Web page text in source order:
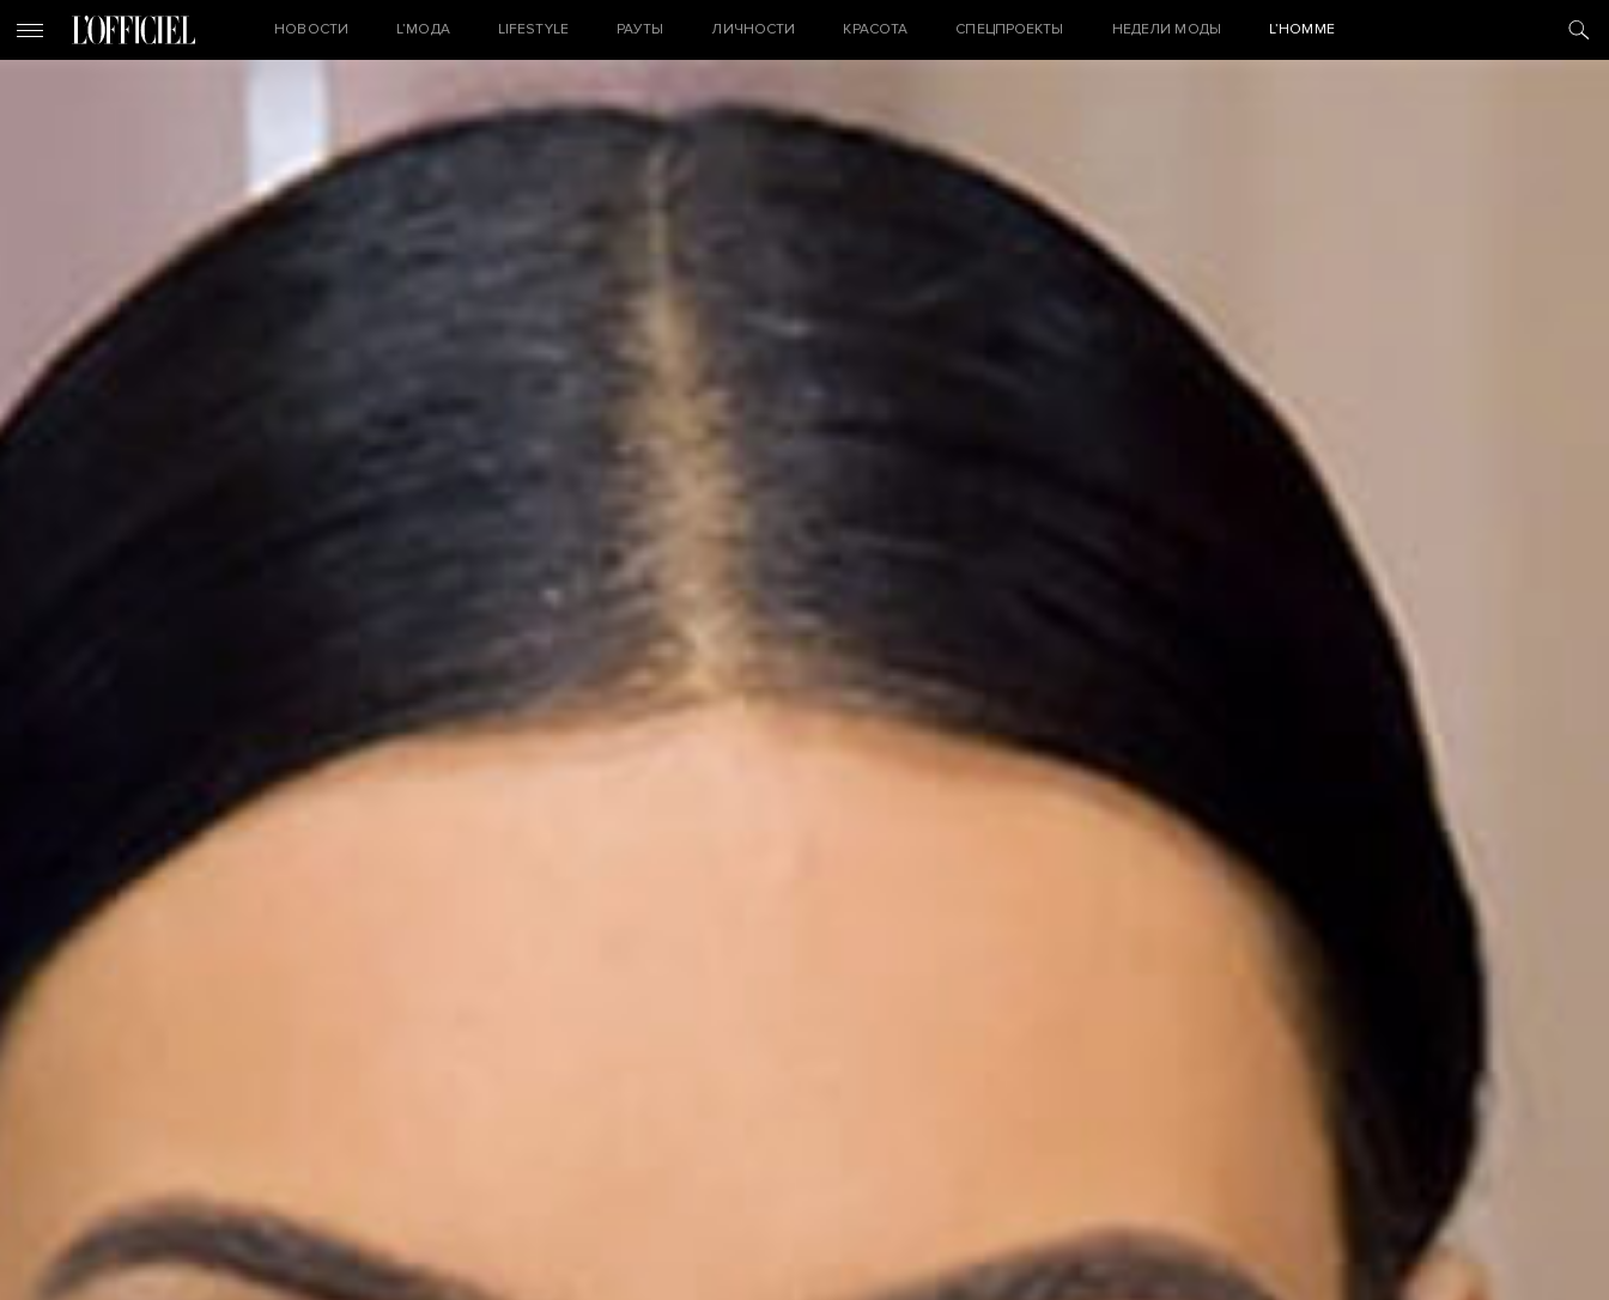
НОВОСТИ L’МОДА LIFESTYLE РАУТЫ ЛИЧНОСТИ КРАСОТА СПЕЦПРОЕКТЫ НЕДЕЛИ МОДЫ L’HOMME